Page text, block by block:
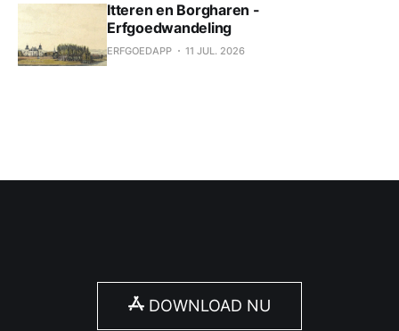
Itteren en Borgharen -
Erfgoedwandeling
ERFGOEDAPP 11 JUL. 2026
DOWNLOAD NU